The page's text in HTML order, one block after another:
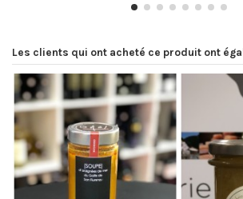
Les clients qui ont acheté ce produit ont